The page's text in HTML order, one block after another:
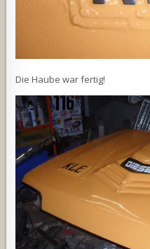
Die Haube war fertig!